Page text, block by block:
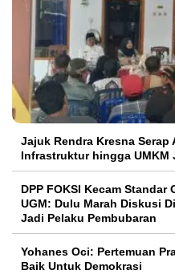
Jajuk Rendra Kresna Serap
Infrastruktur hingga UMKM
DPP FOKSI Kecam
UGM: Dulu Marah Diskusi
Jadi Pelaku Pembubaran
Yohanes Oci: Pertemuan
Baik Untuk Demokrasi